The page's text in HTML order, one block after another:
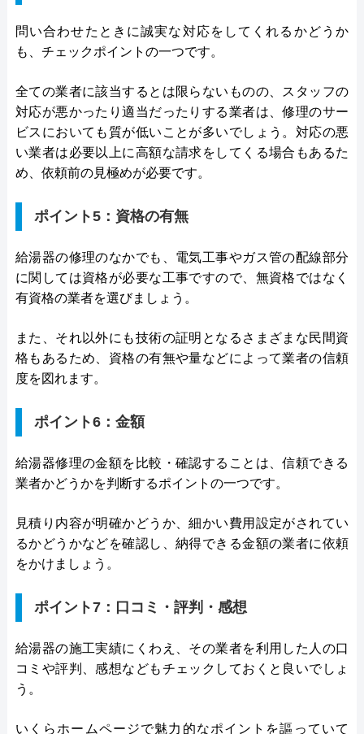
問い合わせたときに誠実な対応をしてくれるかどうか
も、チェックポイントの一つです。
全ての業者に該当するとは限らないものの、スタッフの
対応が悪かったり適当だったりする業者は、修理のサー
ビスにおいても質が低いことが多いでしょう。対応の悪
い業者は必要以上に高額な請求をしてくる場合もあるた
め、依頼前の見極めが必要です。
ポイント5：資格の有無
給湯器の修理のなかでも、電気工事やガス管の配線部分
に関しては資格が必要な工事ですので、無資格ではなく
有資格の業者を選びましょう。
また、それ以外にも技術の証明となるさまざまな民間資
格もあるため、資格の有無や量などによって業者の信頼
度を図れます。
ポイント6：金額
給湯器修理の金額を比較・確認することは、信頼できる
業者かどうかを判断するポイントの一つです。
見積り内容が明確かどうか、細かい費用設定がされてい
るかどうかなどを確認し、納得できる金額の業者に依頼
をかけましょう。
ポイント7：口コミ・評判・感想
給湯器の施工実績にくわえ、その業者を利用した人の口
コミや評判、感想などもチェックしておくと良いでしょ
う。
いくらホームページで魅力的なポイントを謳っていて